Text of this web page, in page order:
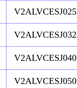
V2ALVCESJ025
V2ALVCESJ032
V2ALVCESJ040
V2ALVCESJ050